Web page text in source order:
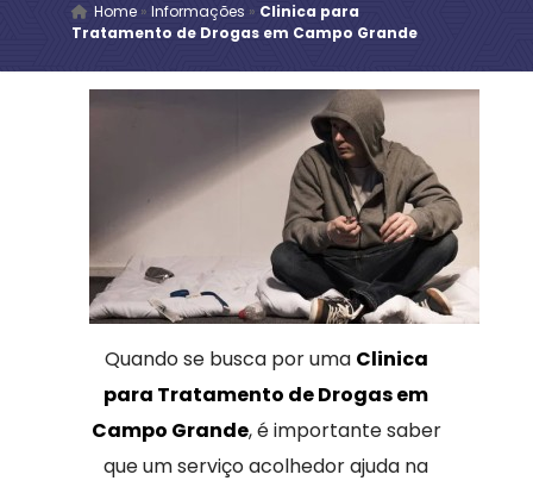
Home» Informações » Clinica para
Tratamento de Drogas em Campo Grande
Quando se busca por uma Clinica
para Tratamento de Drogas em
Campo Grande, é importante saber
que um serviço acolhedor ajuda na